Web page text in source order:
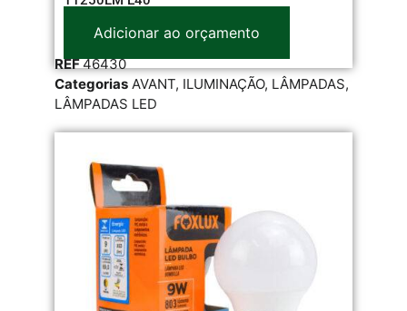
Adicionar ao orçamento
REF46430
Categorias AVANT, ILUMINAÇÃO, LÂMPADAS,
LÂMPADAS LED